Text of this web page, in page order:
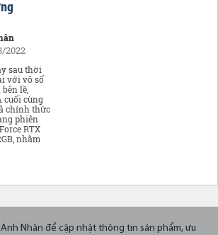
2022
sau thời
với vô số
lề,
cuối cùng
chính thức
phiên
RTX
nhằm
Nhân để cập nhật thông tin sản phẩm, ưu